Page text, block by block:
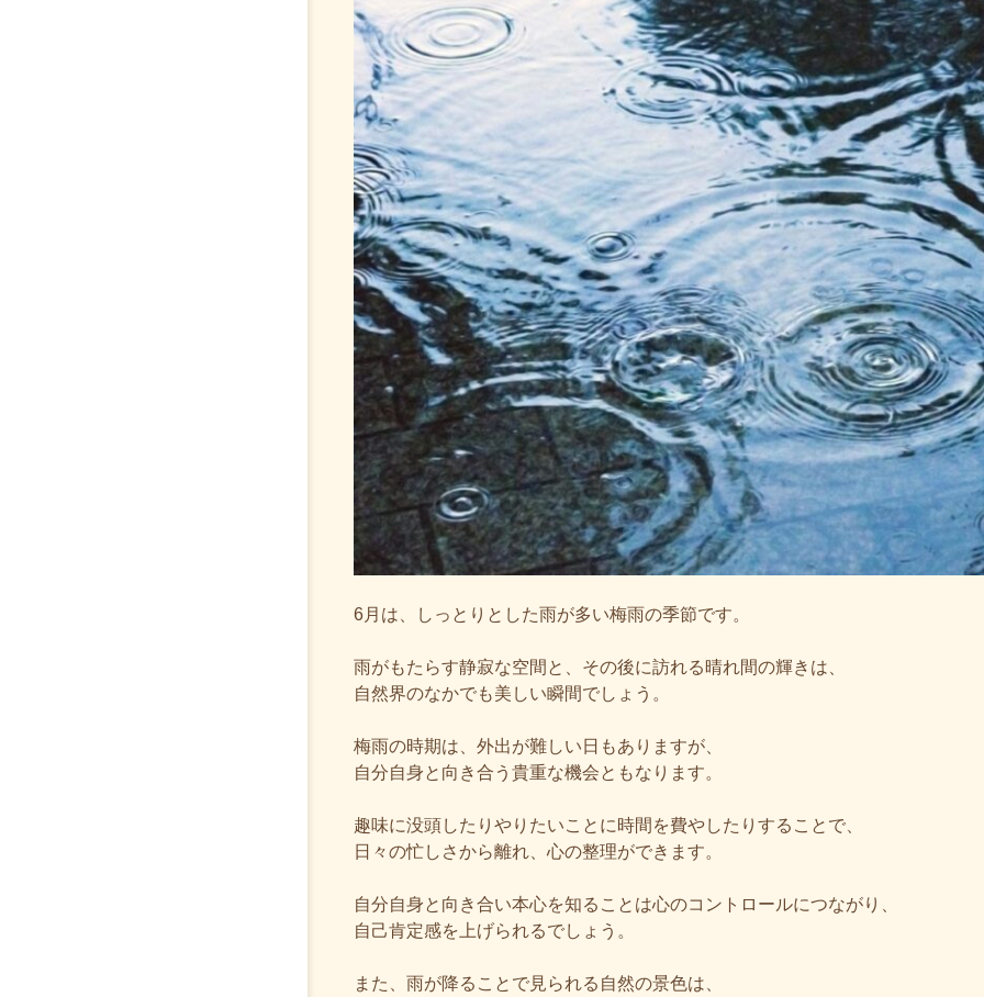
6月は、しっとりとした雨が多い梅雨の季節です。
雨がもたらす静寂な空間と、その後に訪れる晴れ間の輝きは、
自然界のなかでも美しい瞬間でしょう。
梅雨の時期は、外出が難しい日もありますが、
自分自身と向き合う貴重な機会ともなります。
趣味に没頭したりやりたいことに時間を費やしたりすることで、
日々の忙しさから離れ、心の整理ができます。
自分自身と向き合い本心を知ることは心のコントロールにつながり、
自己肯定感を上げられるでしょう。
また、雨が降ることで見られる自然の景色は、